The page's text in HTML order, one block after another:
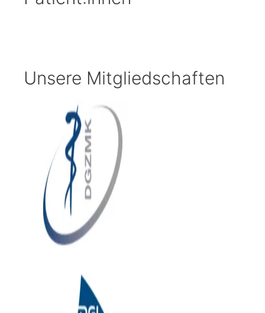
Unsere Mitgliedschaften